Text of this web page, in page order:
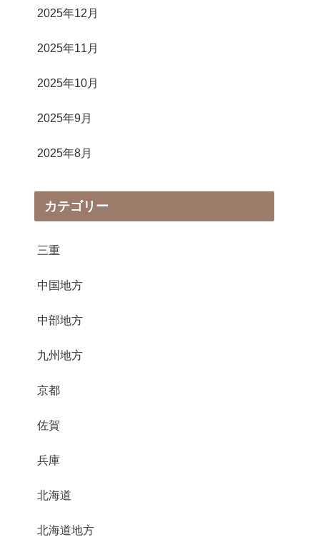
2025年12月
2025年11月
2025年10月
2025年9月
2025年8月
カテゴリー
三重
中国地方
中部地方
九州地方
京都
佐賀
兵庫
北海道
北海道地方